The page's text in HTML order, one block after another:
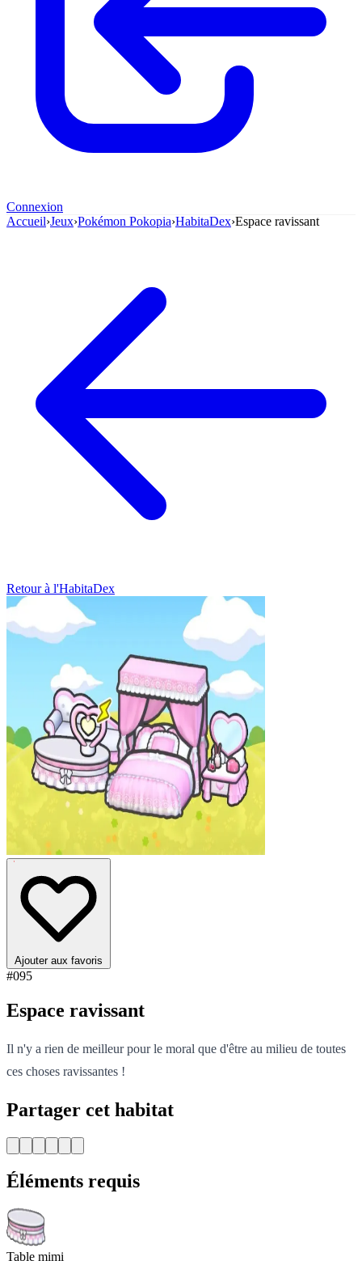
Connexion
Accueil›Jeux›Pokémon Pokopia›HabitaDex›Espace ravissant
Retour à l'HabitaDex
Ajouter aux favoris
#095
Espace ravissant
Il n'y a rien de meilleur pour le moral que d'être au milieu de toutes
ces choses ravissantes !
Partager cet habitat
Éléments requis
Table mimi